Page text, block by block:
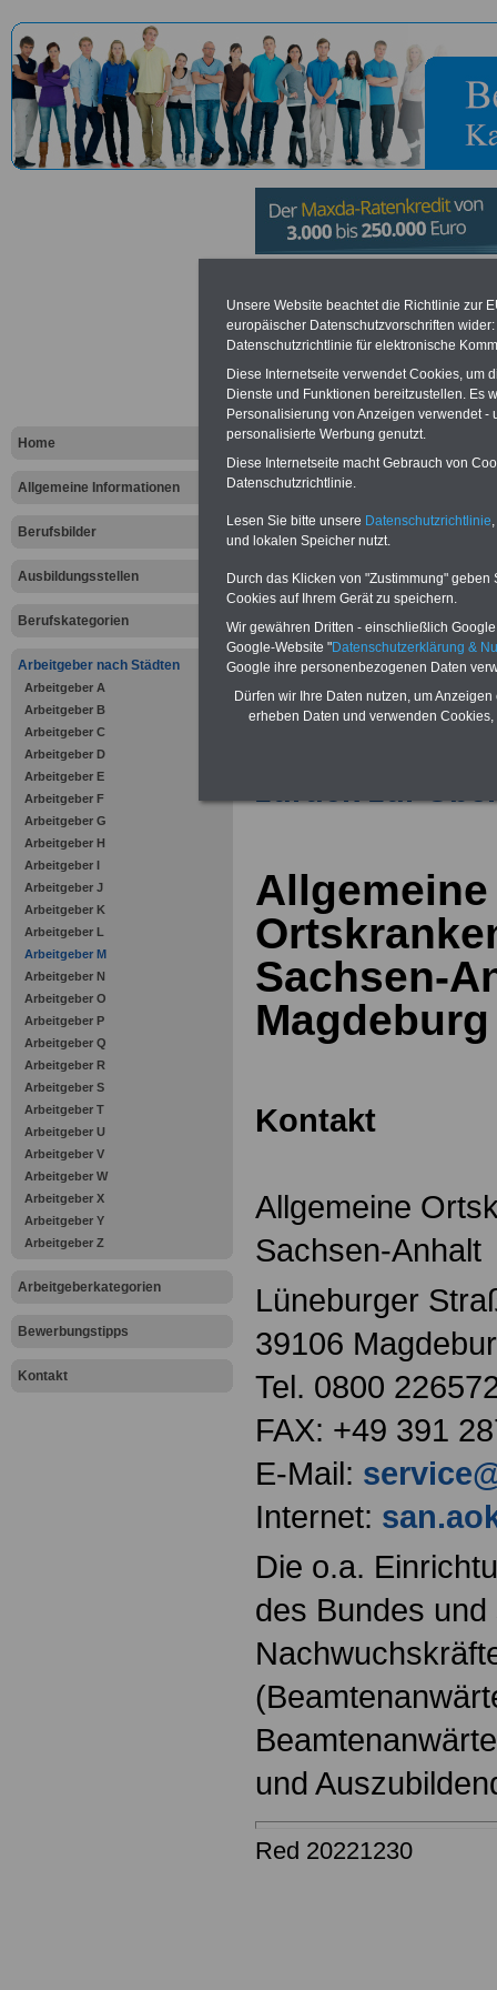
Home
Allgemeine Informationen
Berufsbilder
Ausbildungsstellen
Berufskategorien
Arbeitgeber nach Städten
Arbeitgeber A
Arbeitgeber B
Arbeitgeber C
Arbeitgeber D
Arbeitgeber E
Arbeitgeber F
Arbeitgeber G
Arbeitgeber H
Arbeitgeber I
Arbeitgeber J
Arbeitgeber K
Arbeitgeber L
Arbeitgeber M
Arbeitgeber N
Arbeitgeber O
Arbeitgeber P
Arbeitgeber Q
Arbeitgeber R
Arbeitgeber S
Arbeitgeber T
Arbeitgeber U
Arbeitgeber V
Arbeitgeber W
Arbeitgeber X
Arbeitgeber Y
Arbeitgeber Z
Arbeitgeberkategorien
Bewerbungstipps
Kontakt
Allgemeine
Sachsen-
Magdeburg
Vergleichen und sparen:
Bausparen schon ab 16 Jahren
Krankenzusatzversicherung-
Online-Vergleich Gesetzliche
Zahnzusatzversicherung-
Vorteile der Privaten
Krankenversicherung
Allgemeine
Sachsen-
Magdeburg
Kontakt
Allgemeine
Sachsen-Anhalt
Lüneburger
39106
Tel. 0800
FAX: +49 391
E-Mail:
Internet:
Die o.a.
des Bundes und
und
Red 20221230
Unsere Website beachtet die Richtlinie zur
europäischer Datenschutzvorschriften
Datenschutzrichtlinie für elektronische
Diese Internetseite verwendet Cookies, um
Dienste und Funktionen bereitzustellen. Es
Personalisierung von Anzeigen verwendet
personalisierte Werbung genutzt.
Diese Internetseite macht Gebrauch von
Datenschutzrichtlinie.
Lesen Sie bitte unsere Datenschutzrichtlinie
und lokalen Speicher nutzt.
Durch das Klicken von "Zustimmung"
Cookies auf Ihrem Gerät zu speichern.
Wir gewähren Dritten - einschließlich
Google-Website "Datenschutzerklärung &
Google ihre personenbezogenen Daten
Dürfen wir Ihre Daten nutzen, um
erheben Daten und verwenden